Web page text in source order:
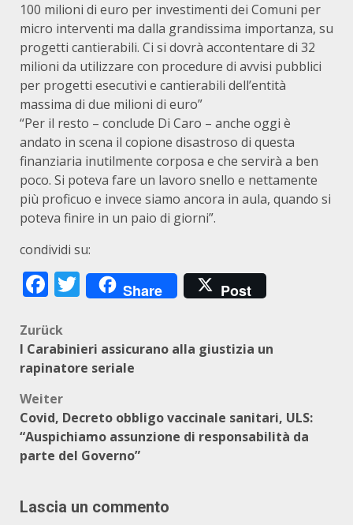
100 milioni di euro per investimenti dei Comuni per
micro interventi ma dalla grandissima importanza, su
progetti cantierabili. Ci si dovrà accontentare di 32
milioni da utilizzare con procedure di avvisi pubblici
per progetti esecutivi e cantierabili dell’entità
massima di due milioni di euro”
“Per il resto – conclude Di Caro – anche oggi è
andato in scena il copione disastroso di questa
finanziaria inutilmente corposa e che servirà a ben
poco. Si poteva fare un lavoro snello e nettamente
più proficuo e invece siamo ancora in aula, quando si
poteva finire in un paio di giorni”.
condividi su:
Facebook
Twitter
Share Post
Beitragsnavigation
Zurück
I Carabinieri assicurano alla giustizia un
rapinatore seriale
Weiter
Covid, Decreto obbligo vaccinale sanitari, ULS:
“Auspichiamo assunzione di responsabilità da
parte del Governo”
Lascia un commento